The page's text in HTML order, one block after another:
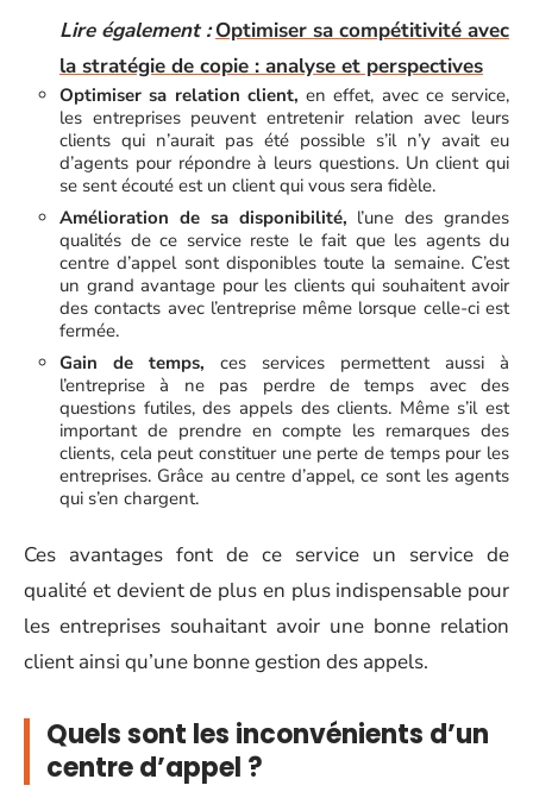
Lire également : Optimiser sa compétitivité avec
la stratégie de copie : analyse et perspectives
Optimiser sa relation client, en effet, avec ce service,
les entreprises peuvent entretenir relation avec leurs
clients qui n’aurait pas été possible s’il n’y avait eu
d’agents pour répondre à leurs questions. Un client qui
se sent écouté est un client qui vous sera fidèle.
Amélioration de sa disponibilité, l’une des grandes
qualités de ce service reste le fait que les agents du
centre d’appel sont disponibles toute la semaine. C’est
un grand avantage pour les clients qui souhaitent avoir
des contacts avec l’entreprise même lorsque celle-ci est
fermée.
Gain de temps, ces services permettent aussi à
l’entreprise à ne pas perdre de temps avec des
questions futiles, des appels des clients. Même s’il est
important de prendre en compte les remarques des
clients, cela peut constituer une perte de temps pour les
entreprises. Grâce au centre d’appel, ce sont les agents
qui s’en chargent.
Ces avantages font de ce service un service de
qualité et devient de plus en plus indispensable pour
les entreprises souhaitant avoir une bonne relation
client ainsi qu’une bonne gestion des appels.
Quels sont les inconvénients d’un
centre d’appel ?